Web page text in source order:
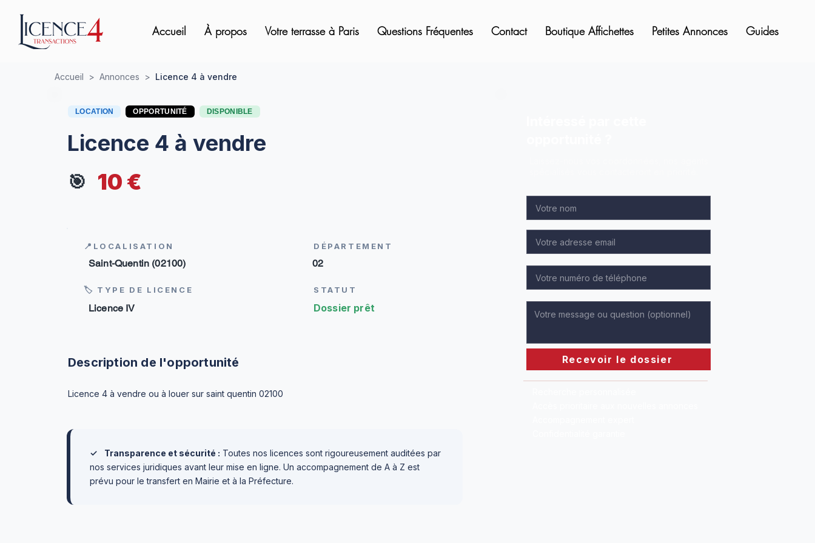
Accueil À propos Votre terrasse à Paris Questions Fréquentes Contact Boutique Affichettes Petites Annonces Guides
Accueil > Annonces > Licence 4 à vendre
LOCATION OPPORTUNITÉ DISPONIBLE
Licence 4 à vendre
🎯 10 €
📍LOCALISATION
Saint-Quentin (02100)
🏷 TYPE DE LICENCE
Licence IV
DÉPARTEMENT
02
STATUT
Dossier prêt
Description de l'opportunité
Licence 4 à vendre ou à louer sur saint quentin 02100
✓ Transparence et sécurité : Toutes nos licences sont rigoureusement auditées par
nos services juridiques avant leur mise en ligne. Un accompagnement de A à Z est
prévu pour le transfert en Mairie et à la Préfecture.
Recevoir le dossier